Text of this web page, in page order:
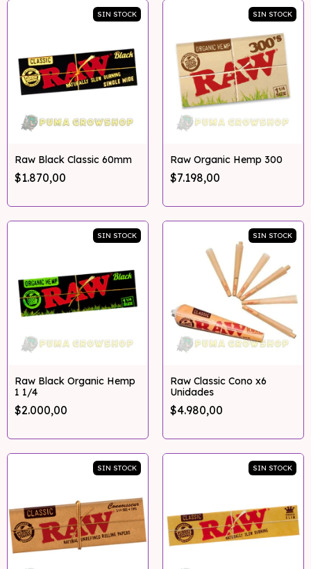
SIN STOCK
Raw Black Classic 60mm
$1.870,00
SIN STOCK
Raw Organic Hemp 300
$7.198,00
SIN STOCK
Raw Black Organic Hemp
1 1/4
$2.000,00
SIN STOCK
Raw Classic Cono x6
Unidades
$4.980,00
SIN STOCK SIN STOCK